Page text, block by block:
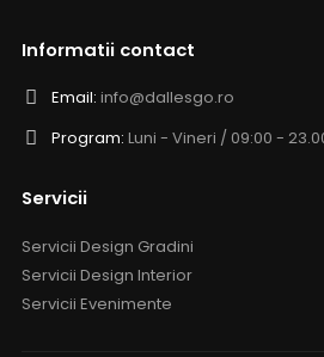
Informatii contact
Email: info@dallesgo.ro
Program: Luni - Vineri / 09:00 -
Servicii
Servicii Design Gradini
Servicii Design Interior
Servicii Evenimente